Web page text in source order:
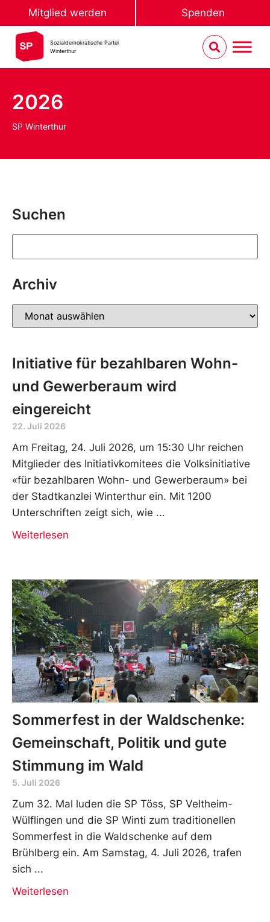
Mitglied werden Spenden
Sozialdemokratische Partei
Winterthur
2026
SP Winterthur
Suchen
Archiv
Initiative für bezahlbaren Wohn-
und Gewerberaum wird
eingereicht
22. Juli 2026
Am Freitag, 24. Juli 2026, um 15:30 Uhr reichen
Mitglieder des Initiativkomitees die Volksinitiative
«für bezahlbaren Wohn- und Gewerberaum» bei
der Stadtkanzlei Winterthur ein. Mit 1200
Unterschriften zeigt sich, wie
Weiterlesen
Sommerfest in der Waldschenke:
Gemeinschaft, Politik und gute
Stimmung im Wald
5. Juli 2026
Zum 32. Mal luden die SP Töss, SP Veltheim-
Wülflingen und die SP Winti zum traditionellen
Sommerfest in die Waldschenke auf dem
Brühlberg ein. Am Samstag, 4. Juli 2026, trafen
sich
Weiterlesen